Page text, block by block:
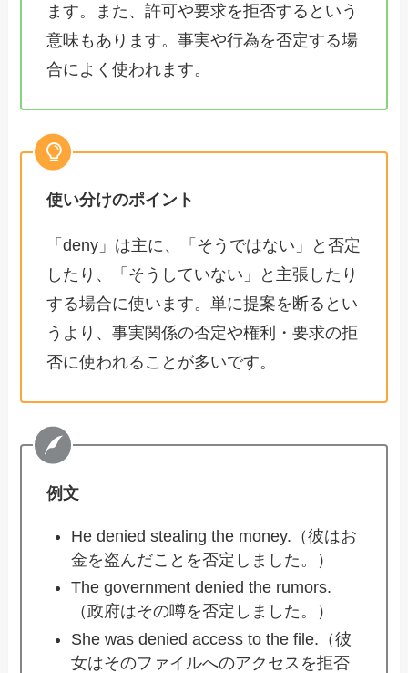
ます。また、許可や要求を拒否するという
意味もあります。事実や行為を否定する場
合によく使われます。
使い分けのポイント
「deny」は主に、「そうではない」と否定
したり、「そうしていない」と主張したり
する場合に使います。単に提案を断るとい
うより、事実関係の否定や権利・要求の拒
否に使われることが多いです。
例文
He denied stealing the money.（彼はお
金を盗んだことを否定しました。）
The government denied the rumors.
（政府はその噂を否定しました。）
She was denied access to the file.（彼
女はそのファイルへのアクセスを拒否